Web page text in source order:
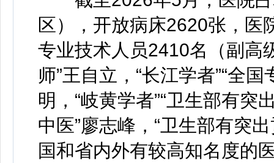
区），开放病床2620张，医
专业技术人员2410名（副高
师”王自立，“长江学者”“全
明，“岐黄学者”“卫生部有突
中医”廖志峰，“卫生部有突
国和省内外有较高知名度的